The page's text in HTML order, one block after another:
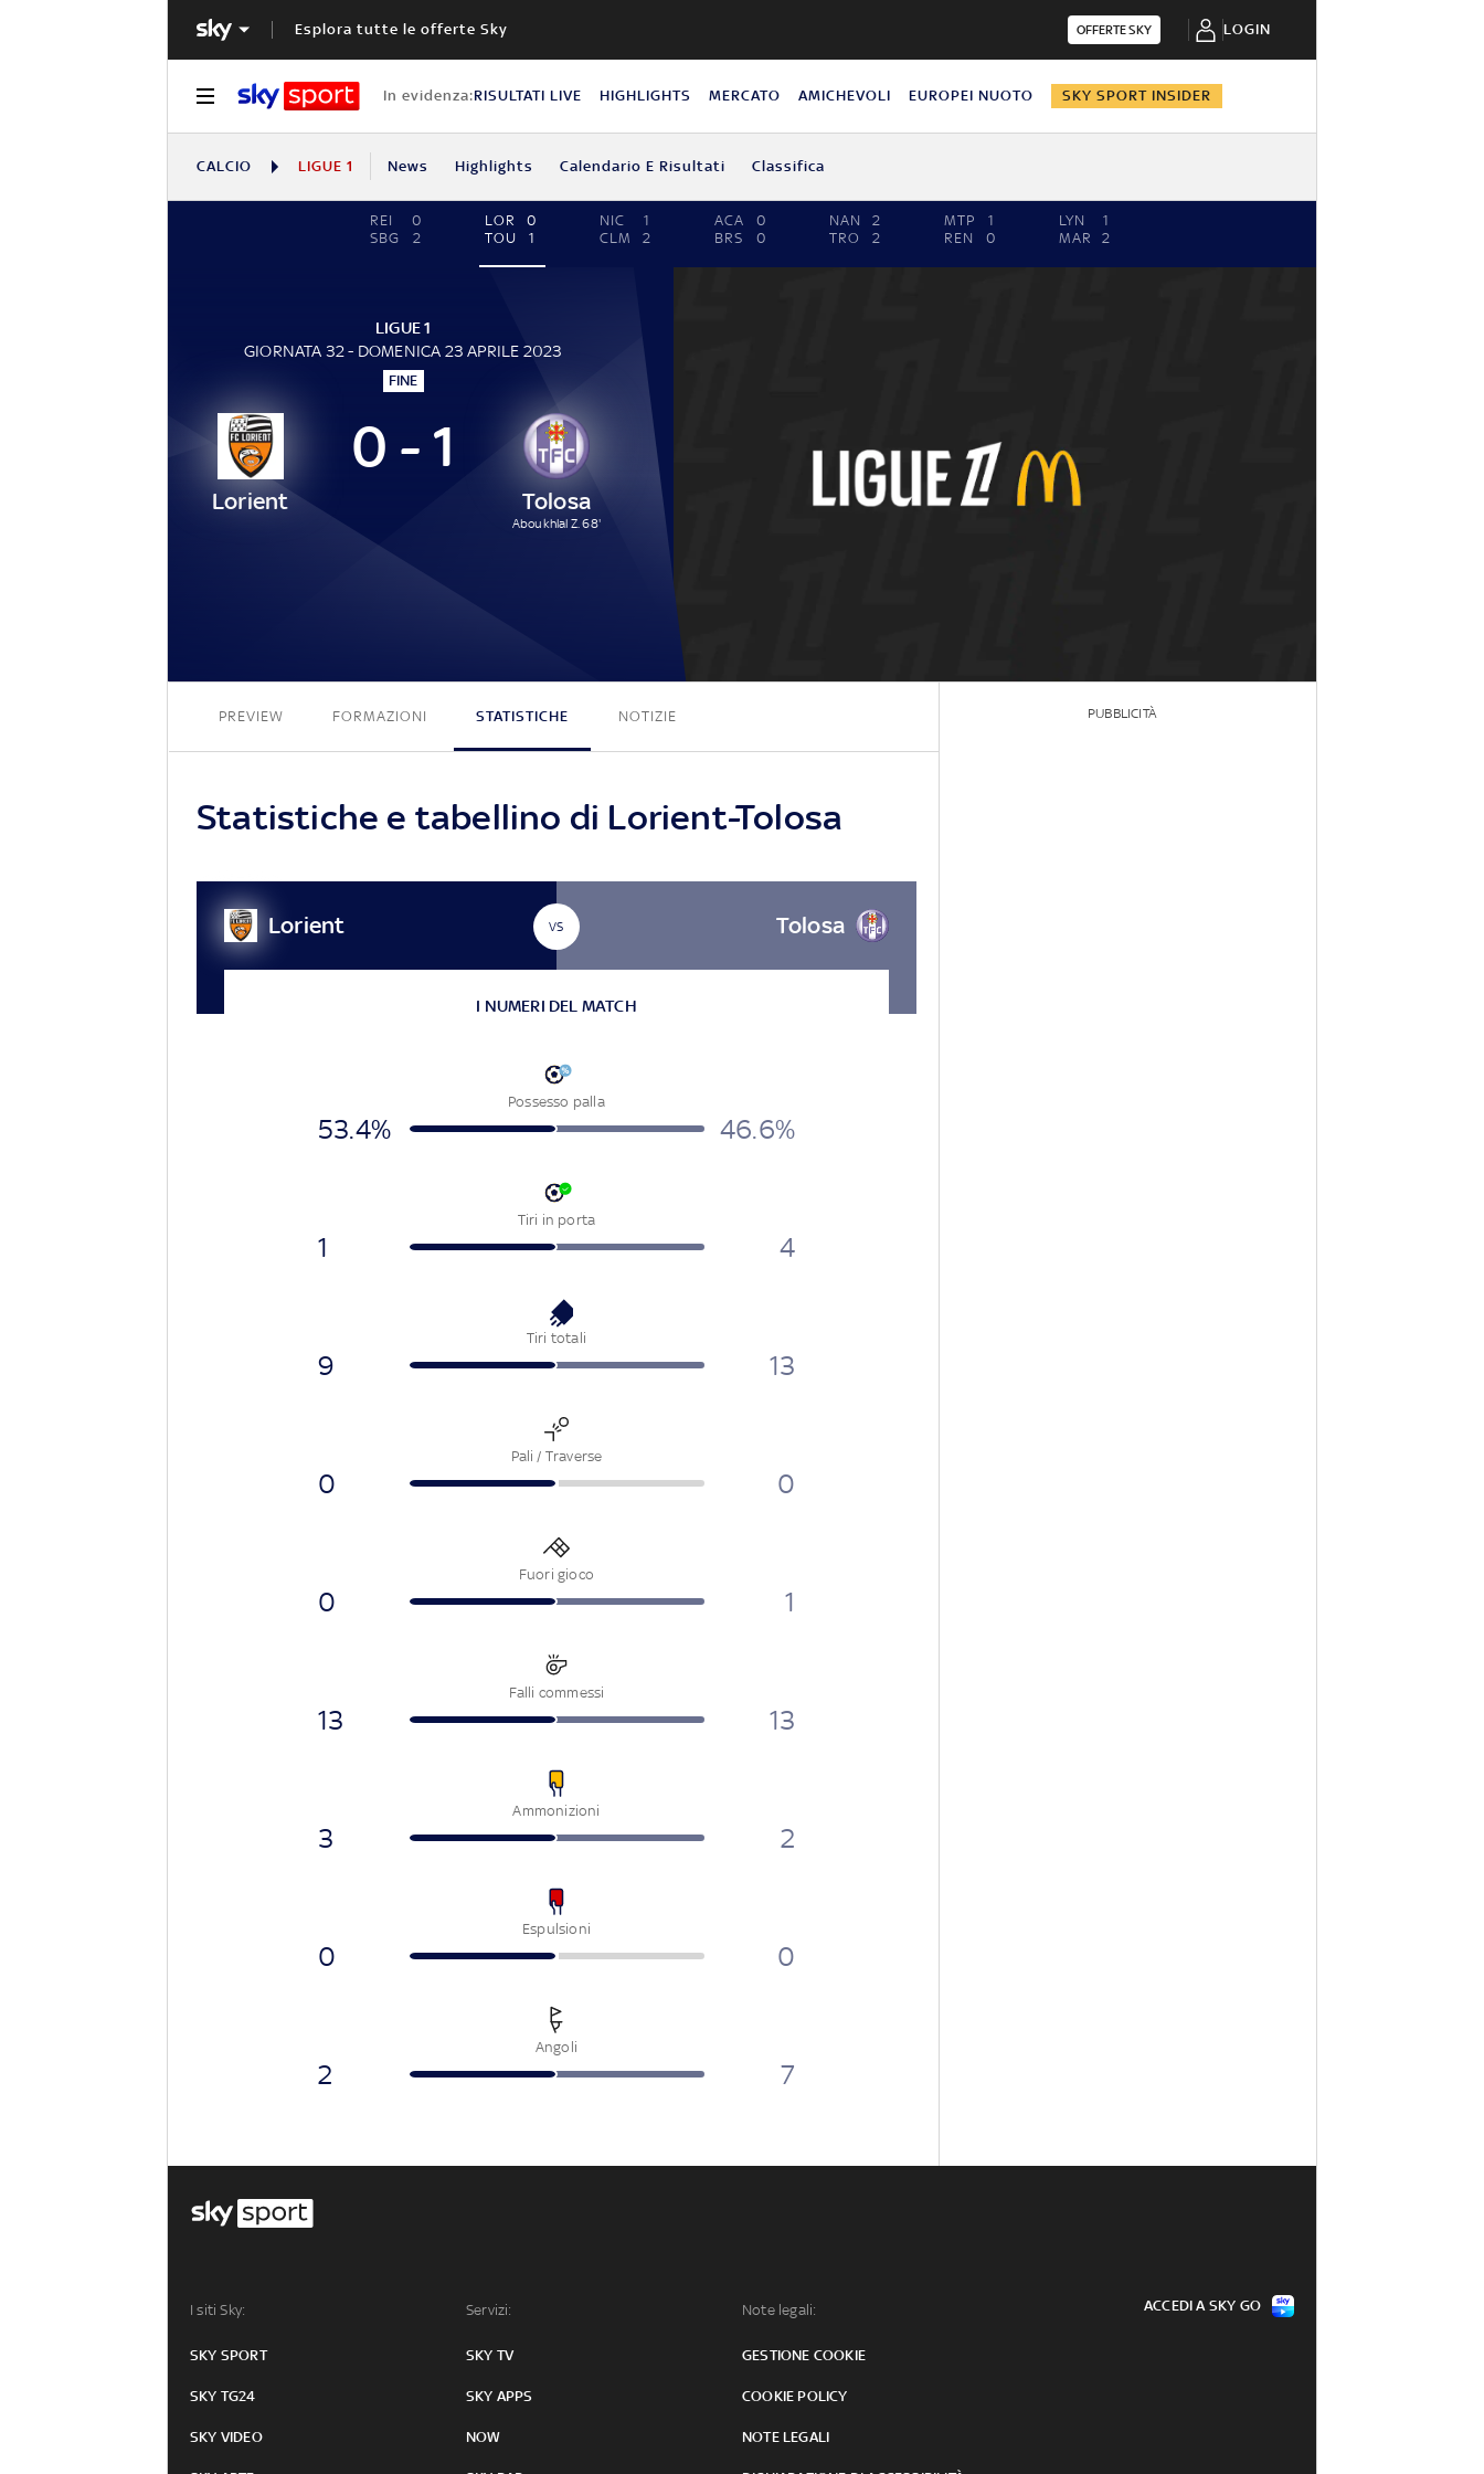
Esplora tutte le offerte Sky OFFERTE SKY LOGIN
In evidenza:RISULTATI LIVE HIGHLIGHTS MERCATO AMICHEVOLI EUROPEI NUOTO SKY SPORT INSIDER
CALCIO LIGUE 1 News Highlights Calendario E Risultati Classifica
REI
0
SBG
2
LOR
0
TOU
1
NIC
1
CLM
2
ACA
0
BRS
0
NAN
2
TRO
2
MTP
1
REN
0
LYN
1
MAR
2
LIGUE 1
GIORNATA 32 - DOMENICA 23 APRILE 2023
FINE
Lorient
0 - 1
Tolosa
Aboukhlal Z. 68'
PREVIEW FORMAZIONI STATISTICHE NOTIZIE
Statistiche e tabellino di Lorient-Tolosa
Lorient VS Tolosa
I NUMERI DEL MATCH
Possesso palla
53.4% 46.6%
Tiri in porta
1 4
Tiri totali
9 13
Pali / Traverse
0 0
Fuori gioco
0 1
Falli commessi
13 13
Ammonizioni
3 2
Espulsioni
0 0
Angoli
2 7
PUBBLICITÀ
I siti Sky:
SKY SPORT
SKY TG24
SKY VIDEO
Servizi:
SKY TV
SKY APPS
NOW
Note legali:
GESTIONE COOKIE
COOKIE POLICY
NOTE LEGALI
ACCEDI A SKY GO